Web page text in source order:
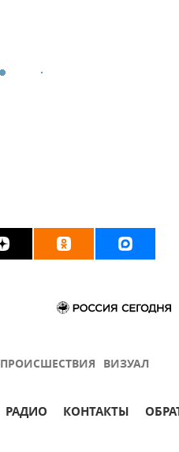
ПРОИСШЕСТВИЯ ВИЗУАЛ
РАДИО КОНТАКТЫ